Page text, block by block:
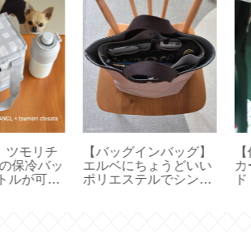
直線縫いだ
っぱり棒に
ーテン
【 STARBUCKS 】ス
マトラ マサ デパン 3種
どれを選ぶ？【スター